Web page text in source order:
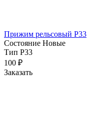
Прижим рельсовый Р33
Состояние Новые
Тип Р33
100 ₽
Заказать